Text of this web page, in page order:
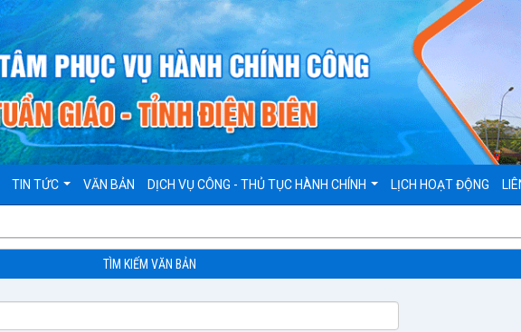
TIN TỨC VĂN BẢN DỊCH VỤ CÔNG - THỦ TỤC HÀNH CHÍNH LỊCH HOẠT ĐỘNG
TÌM KIẾM VĂN BẢN